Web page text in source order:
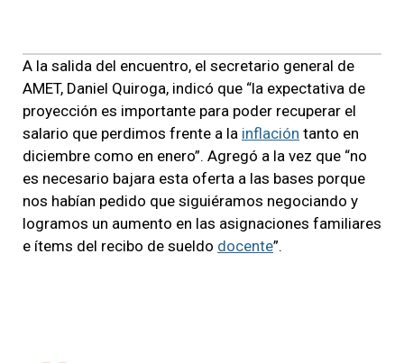
A la salida del encuentro, el secretario general de
AMET, Daniel Quiroga, indicó que “la expectativa de
proyección es importante para poder recuperar el
salario que perdimos frente a la inflación tanto en
diciembre como en enero”. Agregó a la vez que “no
es necesario bajara esta oferta a las bases porque
nos habían pedido que siguiéramos negociando y
logramos un aumento en las asignaciones familiares
e ítems del recibo de sueldo docente”.